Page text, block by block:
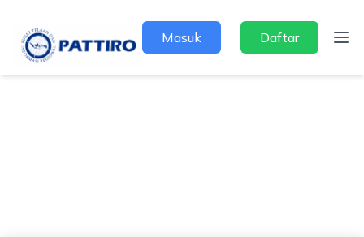
Masuk Daftar